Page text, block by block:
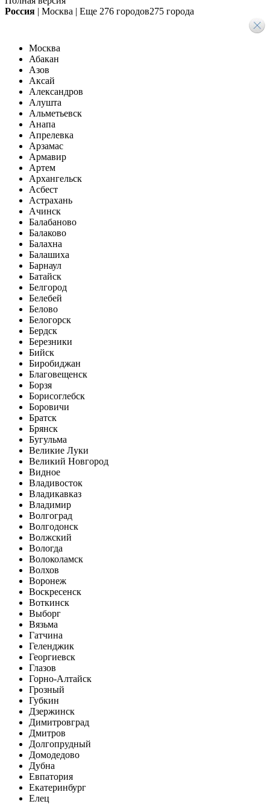
Россия | Москва | Еще 276 городов275 города
Москва
Абакан
Азов
Аксай
Александров
Алушта
Альметьевск
Анапа
Апрелевка
Арзамас
Армавир
Артем
Архангельск
Асбест
Астрахань
Ачинск
Балабаново
Балаково
Балахна
Балашиха
Барнаул
Батайск
Белгород
Белебей
Белово
Белогорск
Бердск
Березники
Бийск
Биробиджан
Благовещенск
Борзя
Борисоглебск
Боровичи
Братск
Брянск
Бугульма
Великие Луки
Великий Новгород
Видное
Владивосток
Владикавказ
Владимир
Волгоград
Волгодонск
Волжский
Вологда
Волоколамск
Волхов
Воронеж
Воскресенск
Воткинск
Выборг
Вязьма
Гатчина
Геленджик
Георгиевск
Глазов
Горно-Алтайск
Грозный
Губкин
Дзержинск
Димитровград
Дмитров
Долгопрудный
Домодедово
Дубна
Евпатория
Екатеринбург
Елец